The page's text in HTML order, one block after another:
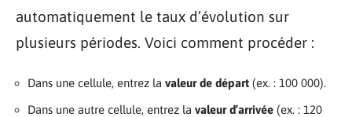
automatiquement le taux d’évolution sur
plusieurs périodes. Voici comment procéder :
Dans une cellule, entrez la valeur de départ (ex. : 100 000).
Dans une autre cellule, entrez la valeur d’arrivée (ex. : 120